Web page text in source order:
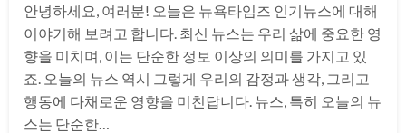
안녕하세요, 여러분! 오늘은 뉴욕타임즈 인기뉴스에 대해
이야기해 보려고 합니다. 최신 뉴스는 우리 삶에 중요한 영
향을 미치며, 이는 단순한 정보 이상의 의미를 가지고 있
죠. 오늘의 뉴스 역시 그렇게 우리의 감정과 생각, 그리고
행동에 다채로운 영향을 미친답니다. 뉴스, 특히 오늘의 뉴
스는 단순한…